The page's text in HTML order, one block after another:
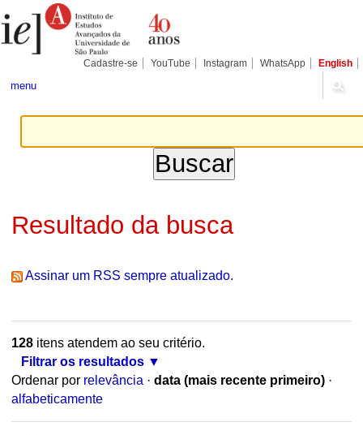
para
conteúdo.
Pessoais
Cadastre-se YouTube Instagram WhatsApp English
menu
Resultado da busca
Assinar um RSS sempre atualizado.
128itens atendem ao seu critério.
Filtrar os resultados
Ordenar por relevância · data (mais recente primeiro) ·
alfabeticamente